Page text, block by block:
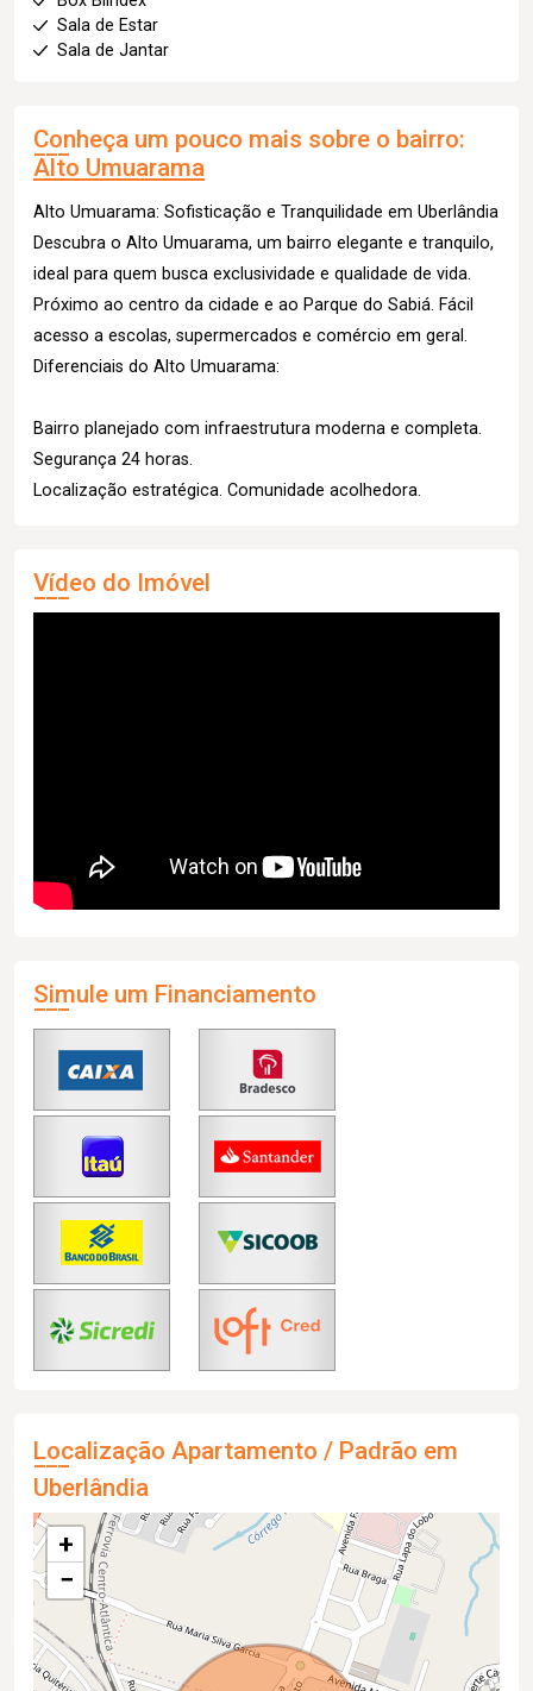
Sala de Estar
Sala de Jantar
Conheça um pouco mais sobre o bairro:
Alto Umuarama
Alto Umuarama: Sofisticação e Tranquilidade em Uberlândia
Descubra o Alto Umuarama, um bairro elegante e tranquilo,
ideal para quem busca exclusividade e qualidade de vida.
Próximo ao centro da cidade e ao Parque do Sabiá. Fácil
acesso a escolas, supermercados e comércio em geral.
Diferenciais do Alto Umuarama:
Bairro planejado com infraestrutura moderna e completa.
Segurança 24 horas.
Localização estratégica. Comunidade acolhedora.
Vídeo do Imóvel
Simule um Financiamento
Localização Apartamento / Padrão em
Uberlândia
+
−